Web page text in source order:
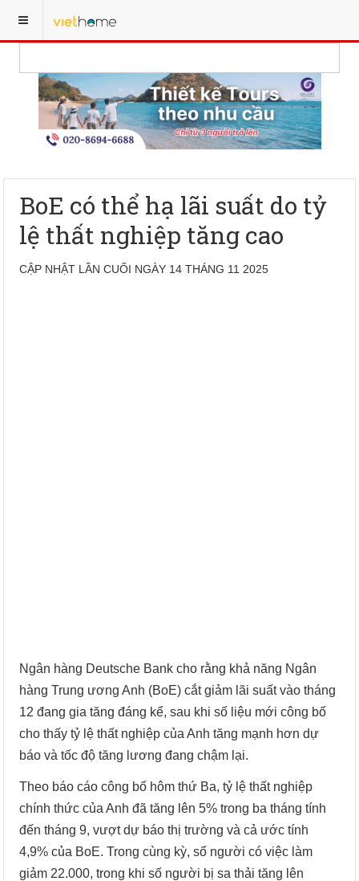
BoE có thể hạ lãi suất do tỷ
lệ thất nghiệp tăng cao
CẬP NHẬT LẦN CUỐI NGÀY 14 THÁNG 11 2025
Ngân hàng Deutsche Bank cho rằng khả năng Ngân
hàng Trung ương Anh (BoE) cắt giảm lãi suất vào tháng
12 đang gia tăng đáng kể, sau khi số liệu mới công bố
cho thấy tỷ lệ thất nghiệp của Anh tăng mạnh hơn dự
báo và tốc độ tăng lương đang chậm lại.
Theo báo cáo công bố hôm thứ Ba, tỷ lệ thất nghiệp
chính thức của Anh đã tăng lên 5% trong ba tháng tính
đến tháng 9, vượt dự báo thị trường và cả ước tính
4,9% của BoE. Trong cùng kỳ, số người có việc làm
giảm 22.000, trong khi số người bị sa thải tăng lên